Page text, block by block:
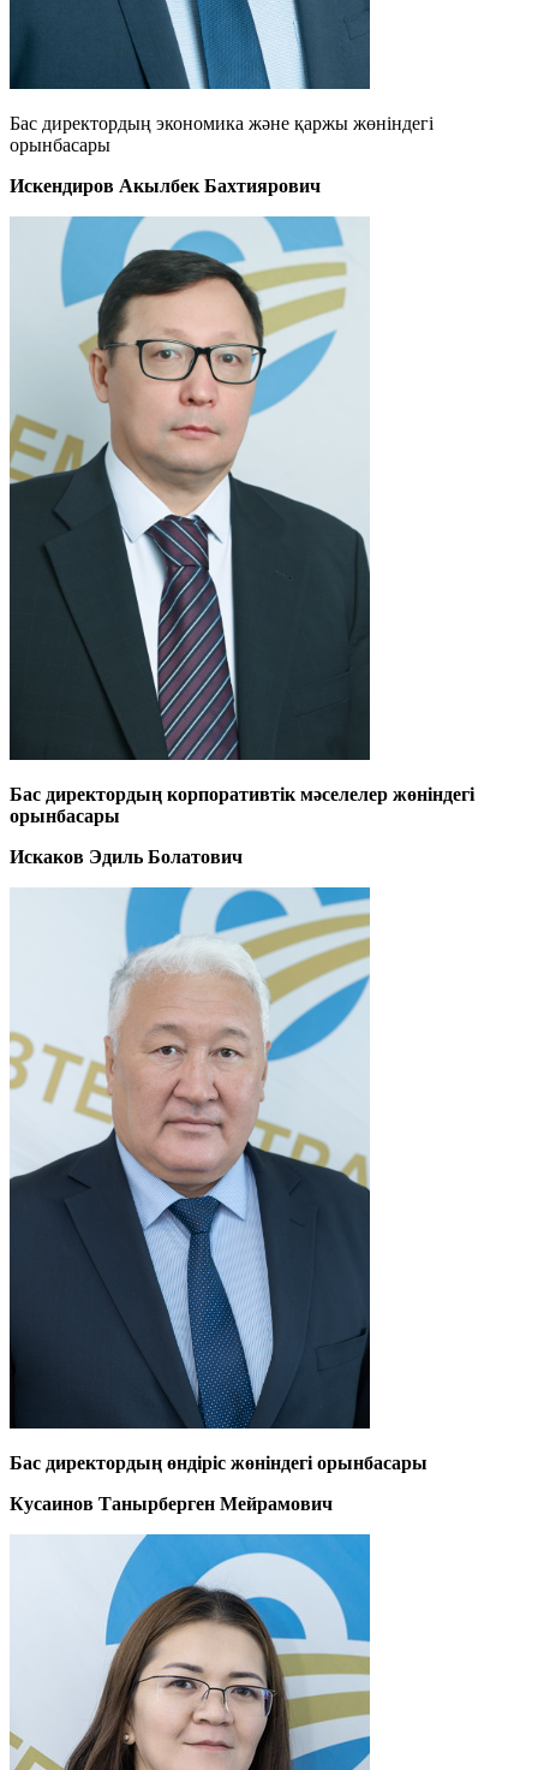
Бас директордың экономика және қаржы жөніндегі
орынбасары
Искендиров Акылбек Бахтиярович
Бас директордың корпоративтік мәселелер жөніндегі
орынбасары
Искаков Эдиль Болатович
Бас директордың өндіріс жөніндегі орынбасары
Кусаинов Танырберген Мейрамович